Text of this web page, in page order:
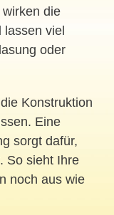
die
lassen viel
oder
Konstruktion
Eine
sorgt dafür,
So sieht Ihre
noch aus wie